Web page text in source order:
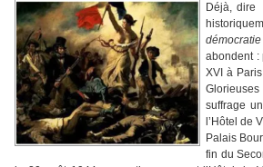
Déjà, dire
abondent :
XVI à
suffrage
l’Hôtel de
Palais
fin du